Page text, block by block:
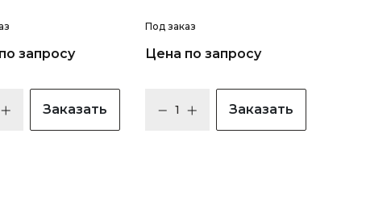
запросу
Заказать
Под заказ
Цена по запросу
Заказать